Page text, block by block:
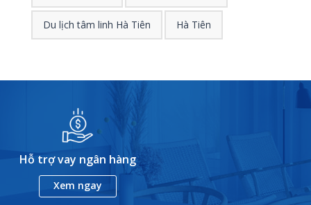
Du lịch tâm linh Hà Tiên Hà Tiên
Hỗ trợ vay ngân hàng
Xem ngay